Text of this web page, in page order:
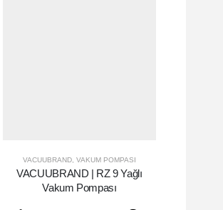
VACUUBRAND, VAKUM POMPASI
VACUUBRAND | RZ 9 Yağlı
Vakum Pompası